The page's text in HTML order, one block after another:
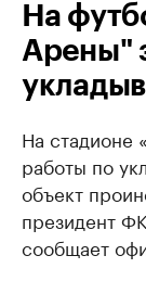
На
Арены"
На стадионе
работы по
объект
президент
сообщает